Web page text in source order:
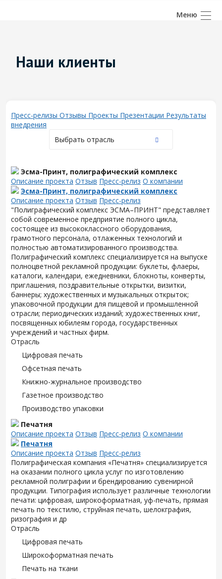
Наши клиенты
Пресс-релизы Отзывы Проекты Презентации Результаты
внедрения
Выбрать отрасль
Эсма-Принт, полиграфический комплекс
Описание проекта Отзыв Пресс-релиз О компании
Эсма-Принт, полиграфический комплекс
Описание проекта Отзыв Пресс-релиз
"Полиграфический комплекс ЭСМА–ПРИНТ" представляет
собой современное предприятие полного цикла,
состоящее из высококлассного оборудования,
грамотного персонала, отлаженных технологий и
полностью автоматизированного производства.
Полиграфический комплекс специализируется на выпуске
полноцветной рекламной продукции: буклеты, флаеры,
каталоги, календари, ежедневники, блокноты, конверты,
приглашения, поздравительные открытки, визитки,
баннеры; художественных и музыкальных открыток;
упаковочной продукции для пищевой и промышленной
отрасли; периодических изданий; художественных книг,
посвященных юбилеям города, государственных
учреждений и частных фирм.
Отрасль
Цифровая печать
Офсетная печать
Книжно-журнальное производство
Газетное производство
Производство упаковки
Печатня
Описание проекта Отзыв Пресс-релиз О компании
Печатня
Описание проекта Отзыв Пресс-релиз
Полиграфическая компания «Печатня» специализируется
на оказании полного цикла услуг по изготовлению
рекламной полиграфии и брендированию сувенирной
продукции. Типография использует различные технологии
печати: цифровая, широкоформатная, уф-печать, прямая
печать по текстилю, струйная печать, шелокграфия,
ризография и др
Отрасль
Цифровая печать
Широкоформатная печать
Печать на ткани